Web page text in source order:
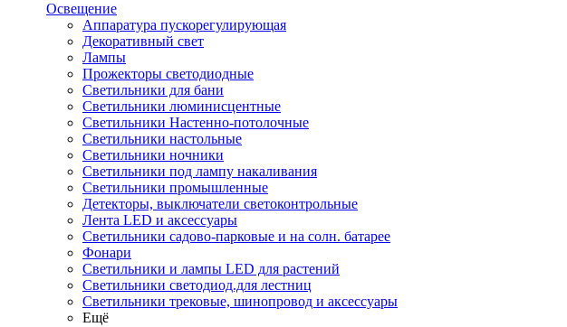
Освещение
Аппаратура пускорегулирующая
Декоративный свет
Лампы
Прожекторы светодиодные
Светильники для бани
Светильники люминисцентные
Светильники Настенно-потолочные
Светильники настольные
Светильники ночники
Светильники под лампу накаливания
Светильники промышленные
Детекторы, выключатели светоконтрольные
Лента LED и аксессуары
Светильники садово-парковые и на солн. батарее
Фонари
Светильники и лампы LED для растений
Светильники светодиод.для лестниц
Светильники трековые, шинопровод и аксессуары
Ещё